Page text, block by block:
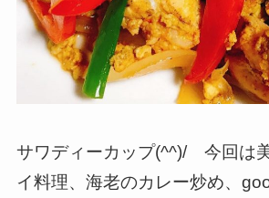
サワディーカップ(^^)/ 今回は
イ料理、海老のカレー炒め、